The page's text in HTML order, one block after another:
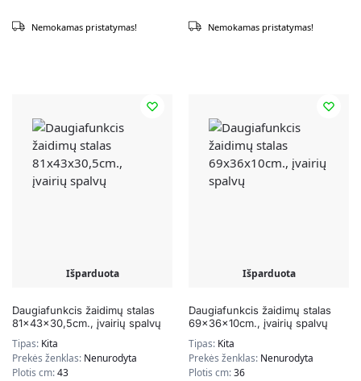
Nemokamas pristatymas! Nemokamas pristatymas!
Išparduota
Daugiafunkcis žaidimų stalas
81x43x30,5cm., įvairių spalvų
Tipas: Kita
Prekės ženklas: Nenurodyta
Plotis cm:43
Išparduota
Daugiafunkcis žaidimų stalas
69x36x10cm., įvairių spalvų
Tipas: Kita
Prekės ženklas: Nenurodyta
Plotis cm:36